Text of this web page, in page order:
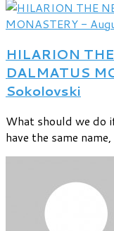
HILARION
DALMATUS
Sokolovski
What should we do
have the same